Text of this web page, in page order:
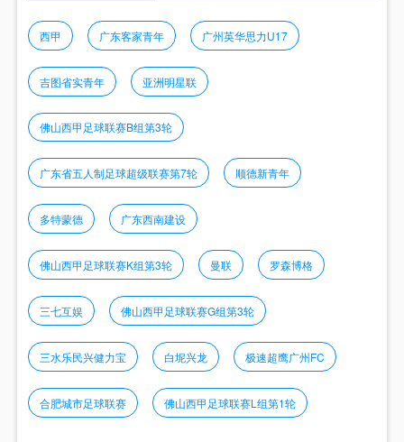
西甲 广东客家青年 广州英华思力U17
吉图省实青年 亚洲明星联
佛山西甲足球联赛B组第3轮
广东省五人制足球超级联赛第7轮 顺德新青年
多特蒙德 广东西南建设
佛山西甲足球联赛K组第3轮 曼联 罗森博格
三七互娱 佛山西甲足球联赛G组第3轮
三水乐民兴健力宝 白坭兴龙 极速超鹰广州FC
合肥城市足球联赛 佛山西甲足球联赛L组第1轮